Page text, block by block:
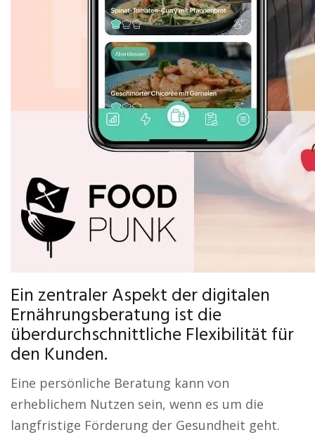
Ein zentraler Aspekt der digitalen
Ernährungsberatung ist die
überdurchschnittliche Flexibilität für
den Kunden.
Eine persönliche Beratung kann von
erheblichem Nutzen sein, wenn es um die
langfristige Förderung der Gesundheit geht.